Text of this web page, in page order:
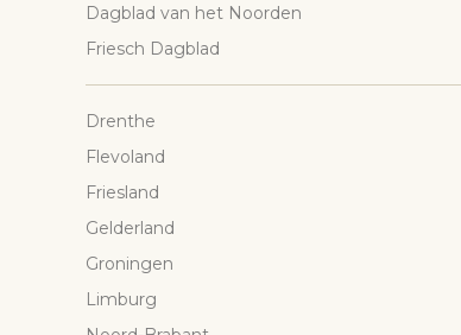
Dagblad van het Noorden
Friesch Dagblad
Drenthe
Flevoland
Friesland
Gelderland
Groningen
Limburg